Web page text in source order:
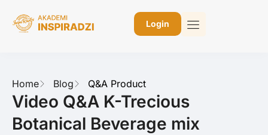
Login
Home Blog Q&A Product
Video Q&A K-Trecious
Botanical Beverage mix